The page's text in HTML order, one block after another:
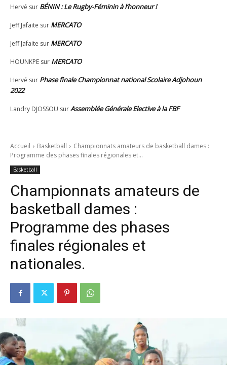
Hervé sur BÉNIN : Le Rugby-Féminin à l’honneur !
Jeff Jafaite sur MERCATO
Jeff Jafaite sur MERCATO
HOUNKPE sur MERCATO
Hervé sur Phase finale Championnat national Scolaire Adjohoun
2022
Landry DJOSSOU surAssemblée Générale Elective à la FBF